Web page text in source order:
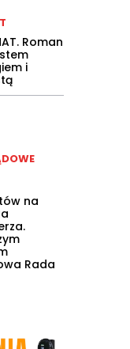
Roman
i
na
Rada